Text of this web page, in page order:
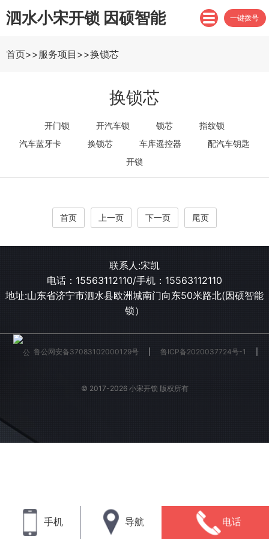
泗水小宋开锁 因硕智能 一键拨号
首页>>服务项目 >>换锁芯
换锁芯
开门锁 开汽车锁 锁芯
指纹锁
汽车蓝牙卡
换锁芯 车库遥控器
配汽车钥匙
开锁
首页 上一页 下一页 尾页
联系人:宋凯
电话： 15563112110/手机： 15563112110
地址:山东省济宁市泗水县欧洲城南门向东50米路北(因硕智能
锁）
鲁公网安备37083102000129号 鲁ICP备2020037724号-1
© 2017-2026 小宋开锁 版权所有
手机 导航 电话